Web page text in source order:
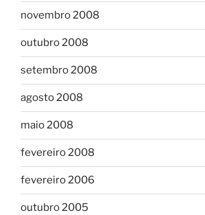
novembro 2008
outubro 2008
setembro 2008
agosto 2008
maio 2008
fevereiro 2008
fevereiro 2006
outubro 2005